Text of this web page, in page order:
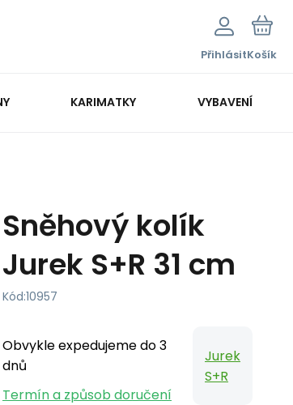
PřihlásitKošík
KARIMATKY VYBAVENÍ
Sněhový kolík
Jurek S+R 31 cm
Kód:10957
Obvykle expedujeme do 3
dnů
Termín a způsob doručení
Jurek
S+R